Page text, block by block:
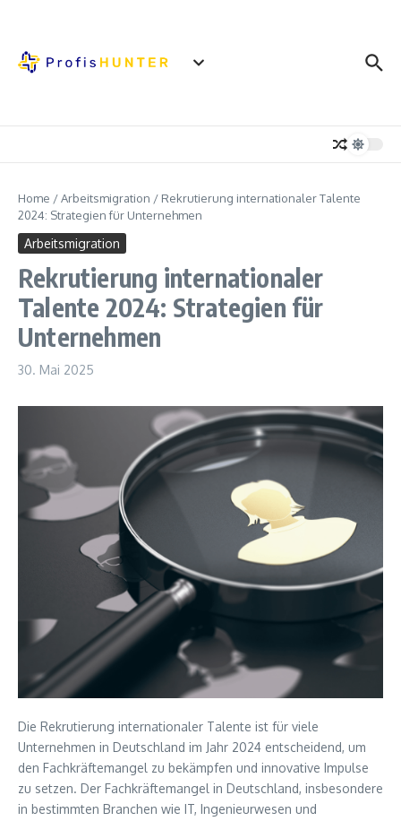
Home /Arbeitsmigration / Rekrutierung internationaler Talente
2024: Strategien für Unternehmen
Arbeitsmigration
Rekrutierung internationaler
Talente 2024: Strategien für
Unternehmen
30. Mai 2025
Die Rekrutierung internationaler Talente ist für viele
Unternehmen in Deutschland im Jahr 2024 entscheidend, um
den Fachkräftemangel zu bekämpfen und innovative Impulse
zu setzen. Der Fachkräftemangel in Deutschland, insbesondere
in bestimmten Branchen wie IT, Ingenieurwesen und